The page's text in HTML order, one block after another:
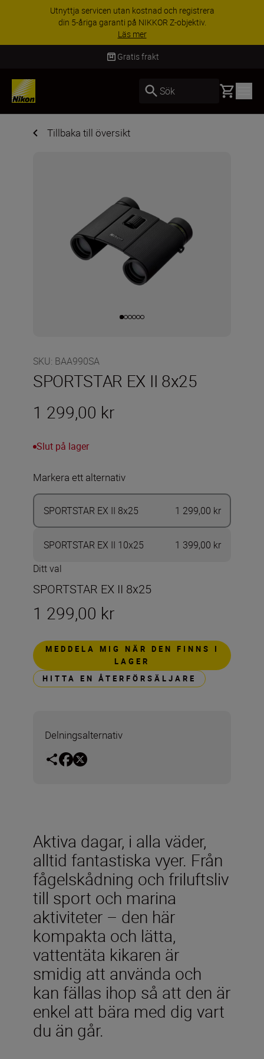
Utnyttja servicen utan kostnad och registrera
din 5-åriga garanti på NIKKOR Z-objektiv.
Läs mer
Gratis frakt
Sök Basket
Tillbaka till översikt
SKU: BAA990SA
SPORTSTAR EX II 8x25
1 299,00 kr
Slut på lager
Markera ett alternativ
SPORTSTAR EX II 8x25 1 299,00 kr
SPORTSTAR EX II 10x25
1 399,00 kr
Ditt val
SPORTSTAR EX II 8x25
1 299,00 kr
MEDDELA MIG NÄR DEN FINNS I
LAGER
HITTA EN ÅTERFÖRSÄLJARE
Delningsalternativ
Aktiva dagar, i alla väder,
alltid fantastiska vyer. Från
fågelskådning och friluftsliv
till sport och marina
aktiviteter – den här
kompakta och lätta,
vattentäta kikaren är
smidig att använda och
kan fällas ihop så att den är
enkel att bära med dig vart
du än går.